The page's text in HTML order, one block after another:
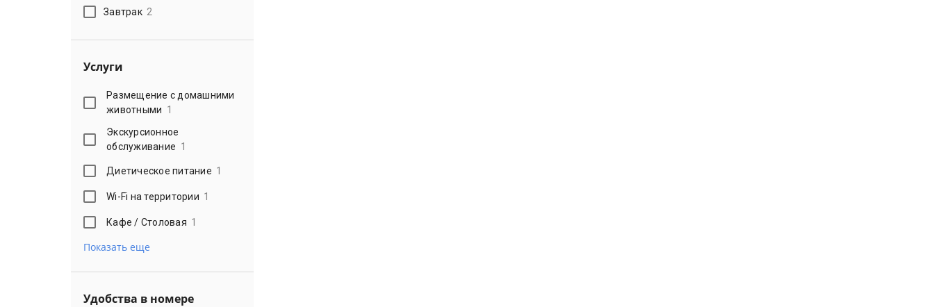
Завтрак 2
Услуги
Размещение с домашними
животными 1
Экскурсионное
обслуживание 1
Диетическое питание 1
Wi-Fi на территории 1
Кафе / Столовая 1
Показать еще
Удобства в номере